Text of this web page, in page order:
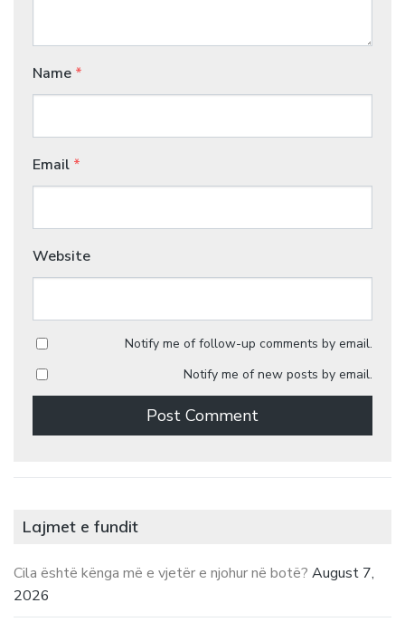
Name *
Email *
Website
Notify me of follow-up comments by email.
Notify me of new posts by email.
Lajmet e fundit
Cila është kënga më e vjetër e njohur në botë? August 7,
2026